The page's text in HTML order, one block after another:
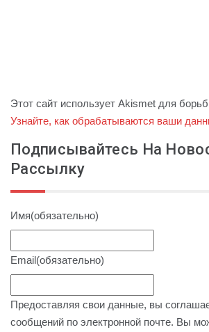
Этот сайт использует Akismet для
Узнайте, как обрабатываются ваши
Подписывайтесь На
Рассылку
Имя(обязательно)
Email(обязательно)
Предоставляя свои данные, вы
сообщений по электронной почте. Вы